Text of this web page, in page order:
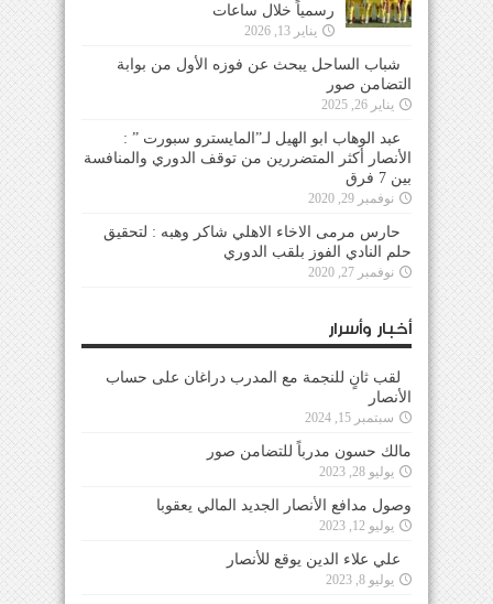
رسمياً خلال ساعات
يناير 13, 2026
شباب الساحل يبحث عن فوزه الأول من بوابة
التضامن صور
يناير 26, 2025
عبد الوهاب ابو الهيل لـ”المايسترو سبورت ” :
الأنصار أكثر المتضررين من توقف الدوري والمنافسة
بين 7 فرق
نوفمبر 29, 2020
حارس مرمى الاخاء الاهلي شاكر وهبه : لتحقيق
حلم النادي الفوز بلقب الدوري
نوفمبر 27, 2020
أخبار وأسرار
لقب ثانٍ للنجمة مع المدرب دراغان على حساب
الأنصار
سبتمبر 15, 2024
مالك حسون مدرباً للتضامن صور
يوليو 28, 2023
وصول مدافع الأنصار الجديد المالي يعقوبا
يوليو 12, 2023
علي علاء الدين يوقع للأنصار
يوليو 8, 2023